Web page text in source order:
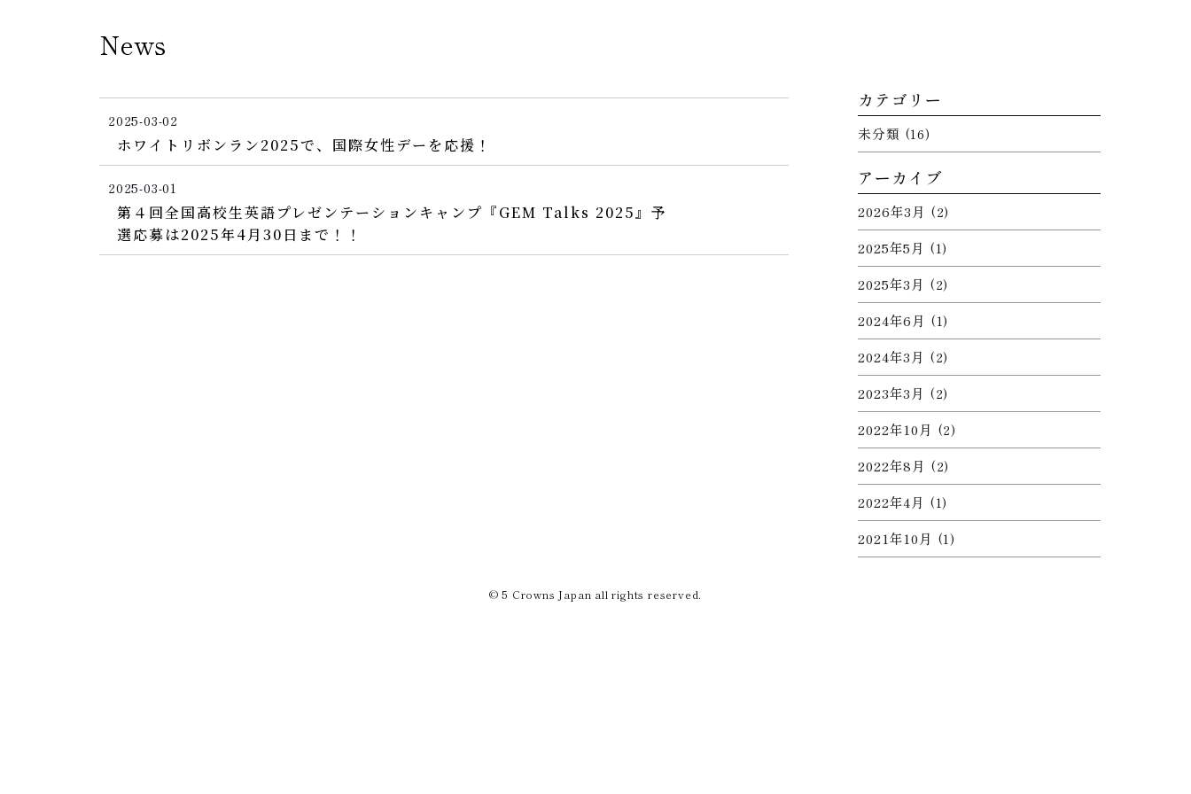
News
2025-03-02
ホワイトリボンラン2025で、国際女性デーを応援！
2025-03-01
第４回全国高校生英語プレゼンテーションキャンプ『GEM Talks 2025』予
選応募は2025年4月30日まで！！
カテゴリー
未分類 (16)
アーカイブ
2026年3月 (2)
2025年5月 (1)
2025年3月 (2)
2024年6月 (1)
2024年3月 (2)
2023年3月 (2)
2022年10月 (2)
2022年8月 (2)
2022年4月 (1)
2021年10月 (1)
© 5 Crowns Japan all rights reserved.